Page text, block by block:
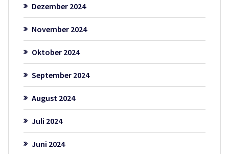
Dezember 2024
November 2024
Oktober 2024
September 2024
August 2024
Juli 2024
Juni 2024